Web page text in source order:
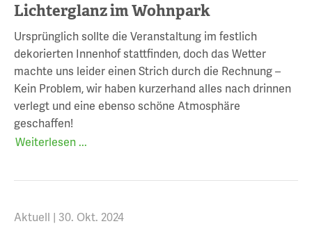
Lichterglanz im Wohnpark
Ursprünglich sollte die Veranstaltung im festlich
dekorierten Innenhof stattfinden, doch das Wetter
machte uns leider einen Strich durch die Rechnung –
Kein Problem, wir haben kurzerhand alles nach drinnen
verlegt und eine ebenso schöne Atmosphäre
geschaffen!
Weiterlesen ...
Aktuell | 30. Okt. 2024